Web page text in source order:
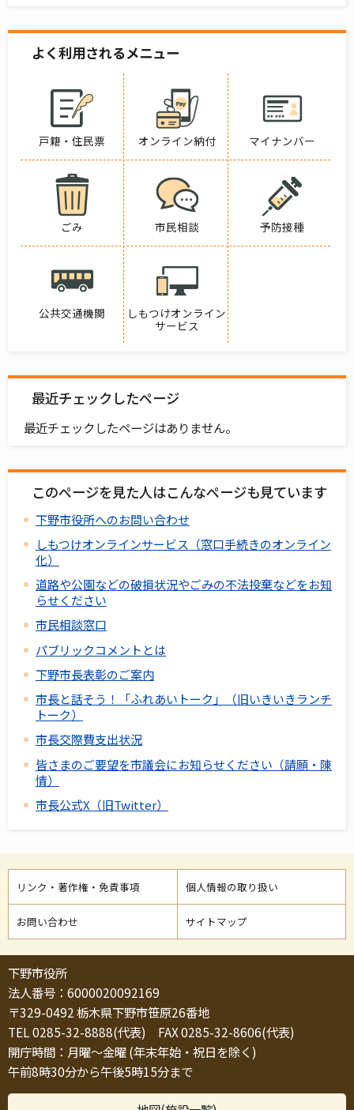
よく利用されるメニュー
戸籍・住民票 オンライン納付 マイナンバー
ごみ 市民相談 予防接種
公共交通機関
しもつけオンライン
サービス
最近チェックしたページ
最近チェックしたページはありません。
このページを見た人はこんなページも見ています
下野市役所へのお問い合わせ
しもつけオンラインサービス（窓口手続きのオンライン
化）
道路や公園などの破損状況やごみの不法投棄などをお知
らせください
市民相談窓口
パブリックコメントとは
下野市長表彰のご案内
市長と話そう！「ふれあいトーク」（旧いきいきランチ
トーク）
市長交際費支出状況
皆さまのご要望を市議会にお知らせください（請願・陳
情）
市長公式X（旧Twitter）
リンク・著作権・免責事項 個人情報の取り扱い
お問い合わせ サイトマップ
下野市役所
法人番号：6000020092169
〒329-0492 栃木県下野市笹原26番地
TEL 0285-32-8888(代表) FAX 0285-32-8606(代表)
開庁時間：月曜～金曜 (年末年始・祝日を除く)
午前8時30分から午後5時15分まで